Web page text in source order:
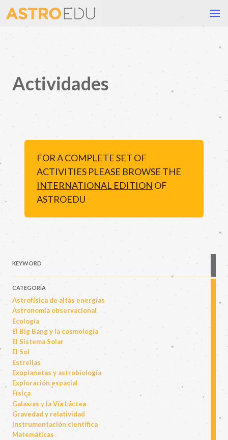
Actividades
FOR A COMPLETE SET OF
ACTIVITIES PLEASE BROWSE THE
INTERNATIONAL EDITION OF
ASTROEDU
KEYWORD
CATEGORÍA
Astrofísica de altas energías
Astronomía observacional
Ecología
El Big Bang y la cosmología
El Sistema Solar
El Sol
Estrellas
Exoplanetas y astrobiología
Exploración espacial
Física
Galaxias y la Vía Láctea
Gravedad y relatividad
Instrumentación científica
Matemáticas